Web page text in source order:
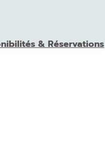
& Réservations